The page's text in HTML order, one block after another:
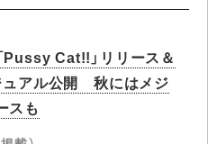
Pussy Cat!!」リリース＆
ュアル公開 秋にはメジ
スも